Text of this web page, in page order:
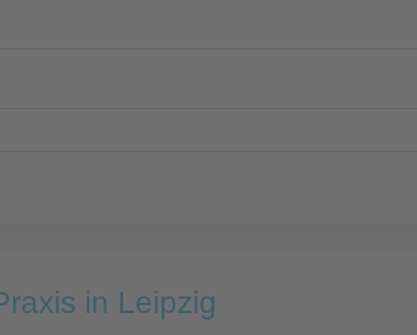
in Leipzig